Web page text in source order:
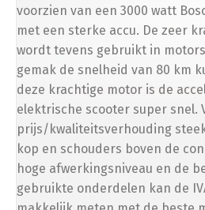
voorzien van een 3000 watt
met een sterke accu. De zeer
wordt tevens gebruikt in
gemak de snelheid van 80 km
deze krachtige motor is de
elektrische scooter super snel.
prijs/kwaliteitsverhouding
kop en schouders boven de
hoge afwerkingsniveau en de
gebruikte onderdelen kan de